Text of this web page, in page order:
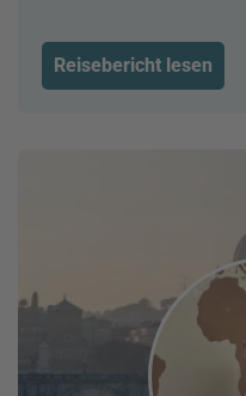
Reisebericht lesen